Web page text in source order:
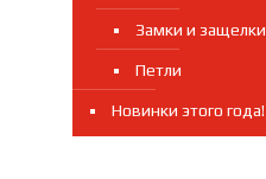
Замки и защелки
Петли
Новинки этого года!